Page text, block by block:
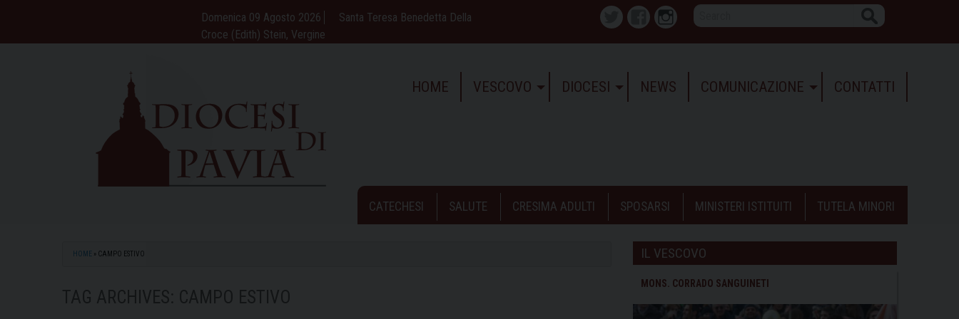
content
Domenica 09 Agosto 2026
Santa Teresa Benedetta Della
Croce (Edith) Stein, Vergine
Twitter FacebookInstagram
HOME VESCOVO DIOCESI NEWS COMUNICAZIONE CONTATTI
CATECHESI SALUTE CRESIMA ADULTI SPOSARSI MINISTERI ISTITUITI TUTELA MINORI
HOME » CAMPO ESTIVO IL VESCOVO
MONS. CORRADO SANGUINETI